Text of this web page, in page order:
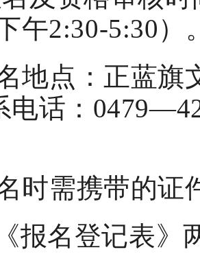
午2:30-5:30）
地点：正蓝旗
话：
时需携带的证
报名登记表》